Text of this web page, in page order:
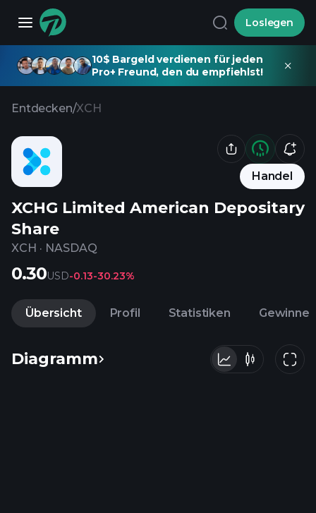
Loslegen
10$ Bargeld verdienen für jeden
Pro+ Freund, den du empfiehlst!
Entdecken/XCH
Handel
XCHG Limited American Depositary
Share
XCH · NASDAQ
0.30USD-0.13-30.23%
Übersicht Profil Statistiken Gewinne
Diagramm